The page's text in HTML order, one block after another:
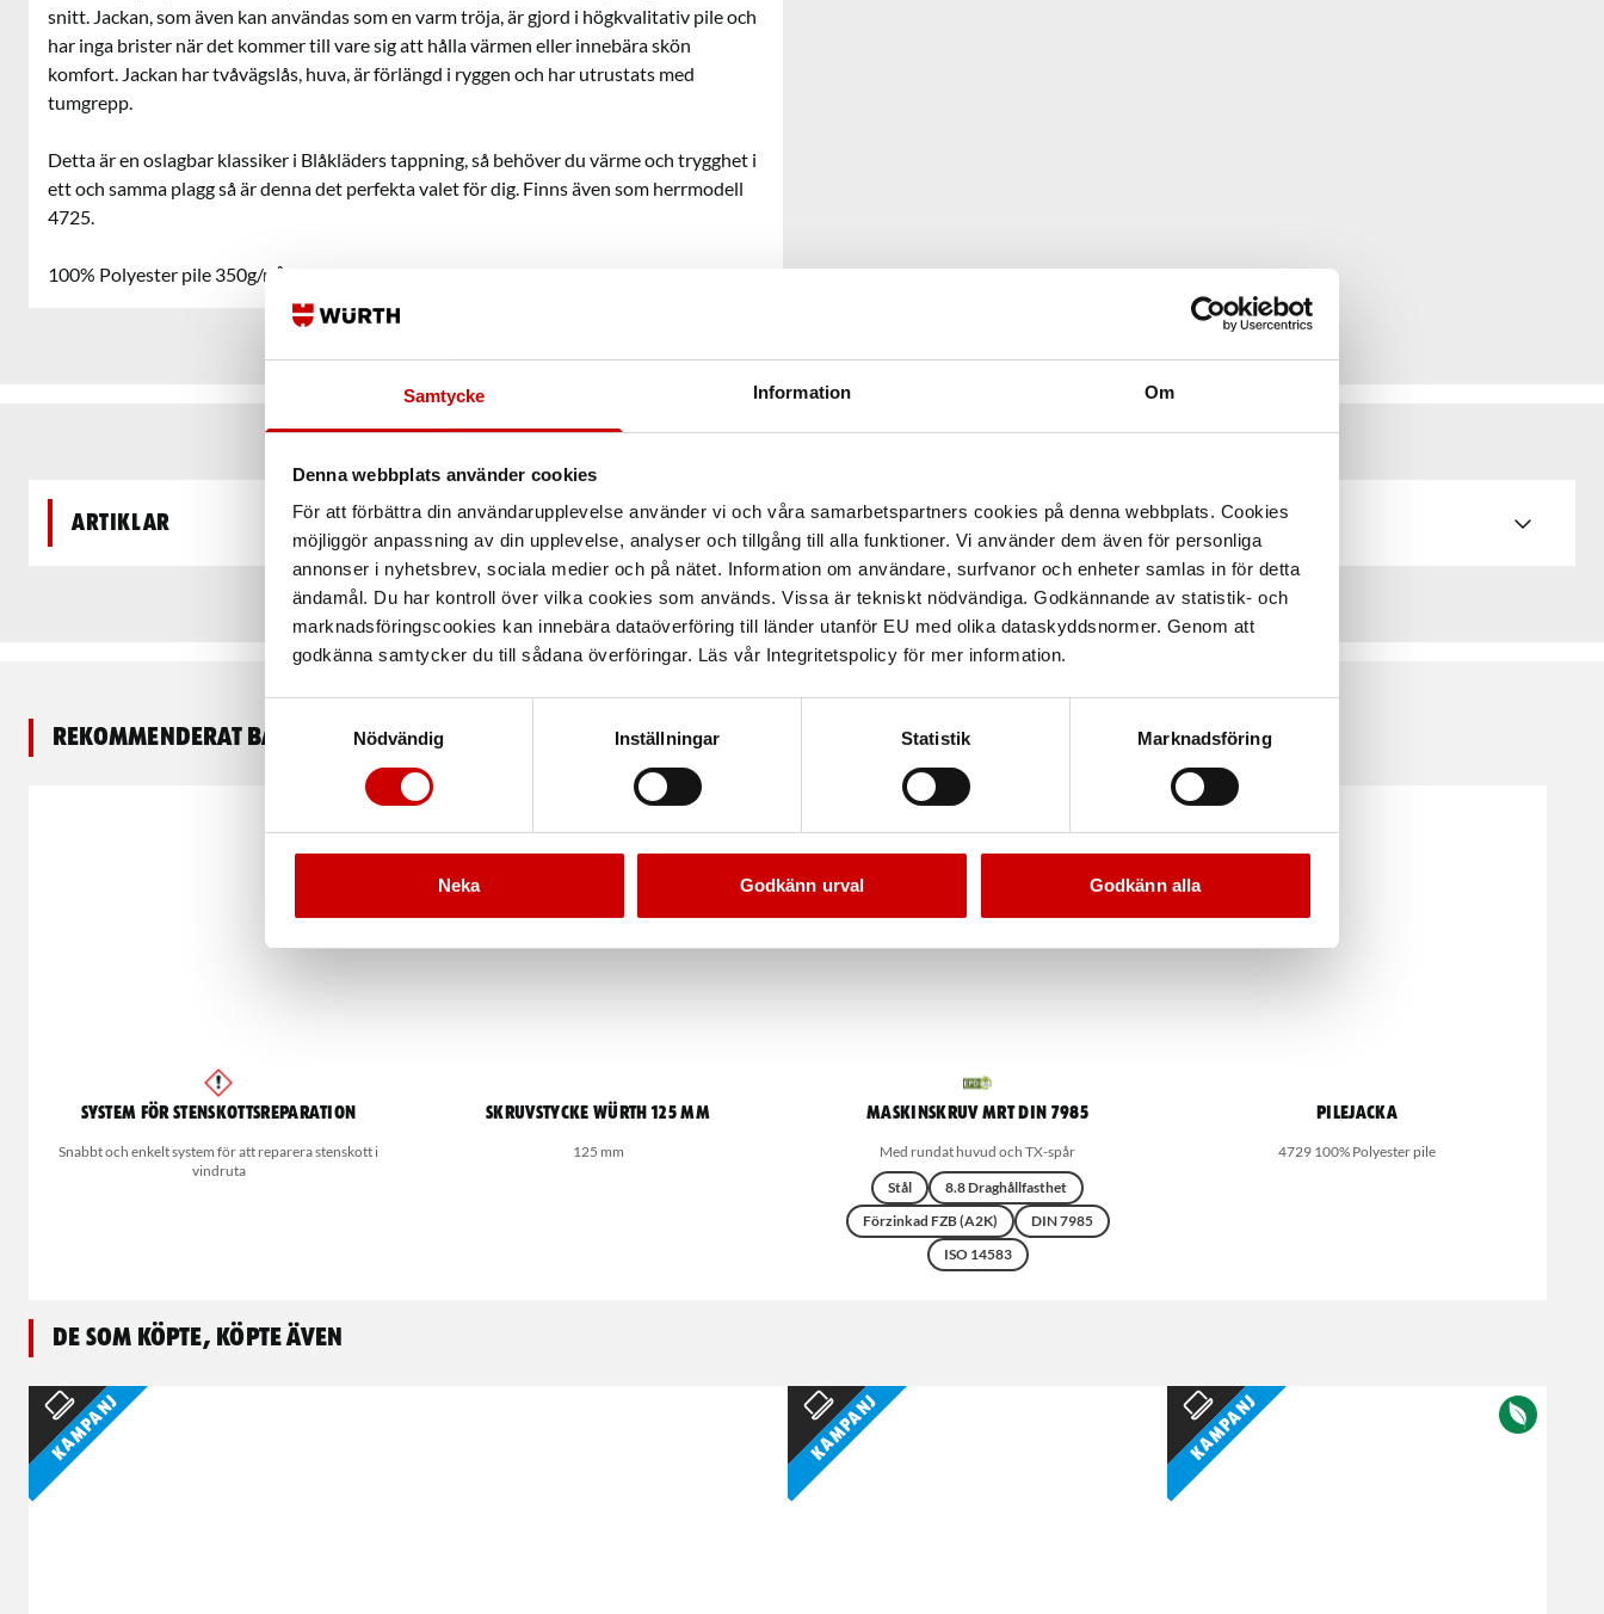
Samtycke Information Om
Denna webbplats använder cookies
För att förbättra din användarupplevelse använder vi och våra samarbetspartners cookies på denna webbplats. Cookies
möjliggör anpassning av din upplevelse, analyser och tillgång till alla funktioner. Vi använder dem även för personliga
annonser i nyhetsbrev, sociala medier och på nätet. Information om användare, surfvanor och enheter samlas in för detta
ändamål. Du har kontroll över vilka cookies som används. Vissa är tekniskt nödvändiga. Godkännande av statistik- och
marknadsföringscookies kan innebära dataöverföring till länder utanför EU med olika dataskyddsnormer. Genom att
godkänna samtycker du till sådana överföringar. Läs vår Integritetspolicy för mer information.
Nödvändig
Inställningar Statistik Marknadsföring
Neka Godkänn urval Godkänn alla
snitt. Jackan, som även kan användas som en varm tröja, är gjord i högkvalitativ pile och
har inga brister när det kommer till vare sig att hålla värmen eller innebära skön
komfort. Jackan har tvåvägslås, huva, är förlängd i ryggen och har utrustats med
tumgrepp.
Detta är en oslagbar klassiker i Blåkläders tappning, så behöver du värme och trygghet i
ett och samma plagg så är denna det perfekta valet för dig. Finns även som herrmodell
4725.
100% Polyester pile 350g/m²
Artiklar
Rekommenderat baserat på vald produkt
System för stenskottsreparation
Snabbt och enkelt system för att reparera stenskott i
vindruta
Skruvstycke Würth 125 mm
125 mm
Maskinskruv MRT DIN 7985
Med rundat huvud och TX-spår
Stål
8.8 Draghållfasthet
Förzinkad FZB (A2K)
DIN 7985
ISO 14583
Pilejacka
4729 100% Polyester pile
De som köpte, köpte även
Kampanj Kampanj Kampanj